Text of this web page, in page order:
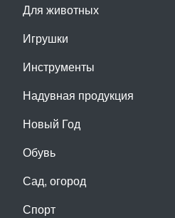
Для животных
Игрушки
Инструменты
Надувная продукция
Новый Год
Обувь
Сад, огород
Спорт